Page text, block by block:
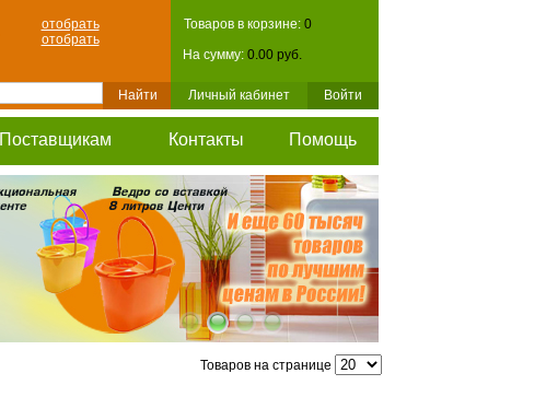
Товаров в корзине: 0
На сумму: 0.00 руб.
Личный кабинет Войти
отобрать
отобрать
Поставщикам Контакты Помощь
Товаров на странице